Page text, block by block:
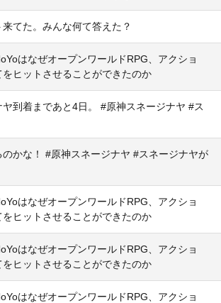
来てた。みんな何て答えた？
はなぜオープンワールドRPG、アクショ
ヒットさせることができたのか
ヤ到着まであと4日。 #原神スネージナヤ #ス
のかな！ #原神スネージナヤ #スネージナヤが
はなぜオープンワールドRPG、アクショ
ヒットさせることができたのか
はなぜオープンワールドRPG、アクショ
ヒットさせることができたのか
はなぜオープンワールドRPG、アクショ